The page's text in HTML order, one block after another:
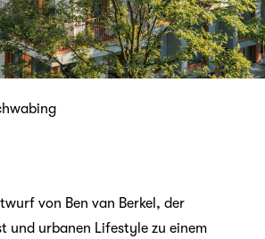
von Ben van Berkel, der
und urbanen Lifestyle zu einem